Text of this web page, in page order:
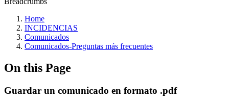
Home
INCIDENCIAS
Comunicados
Comunicados-Preguntas más frecuentes
On this Page
Guardar un comunicado en formato .pdf